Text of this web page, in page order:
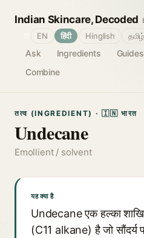
Indian Skincare, Decoded
Ask Ingredients Guides
Combine
EN हिंदी Hinglish தமிழ்
तत्व (INGREDIENT) · 🇮🇳 भारत
Undecane
Emollient / solvent
यह क्या है
Undecane एक हल्का शाखित
(C11 alkane) है जो सौंदर्य